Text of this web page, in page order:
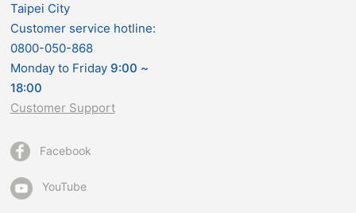
Taipei City
Customer service hotline:
0800-050-868
Monday to Friday 9:00 ~
18:00
Customer Support
Facebook
YouTube